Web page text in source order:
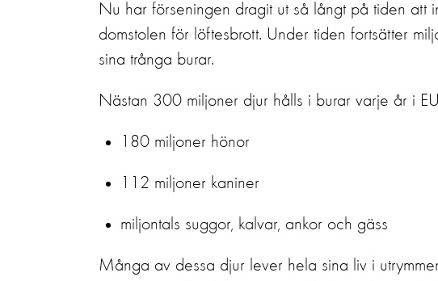
Nu har förseningen dragit ut så långt på tiden att
domstolen för löftesbrott. Under tiden fortsätter
sina trånga burar.
Nästan 300 miljoner djur hålls i burar varje år i EU
180 miljoner hönor
112 miljoner kaniner
miljontals suggor, kalvar, ankor och gäss
Många av dessa djur lever hela sina liv i